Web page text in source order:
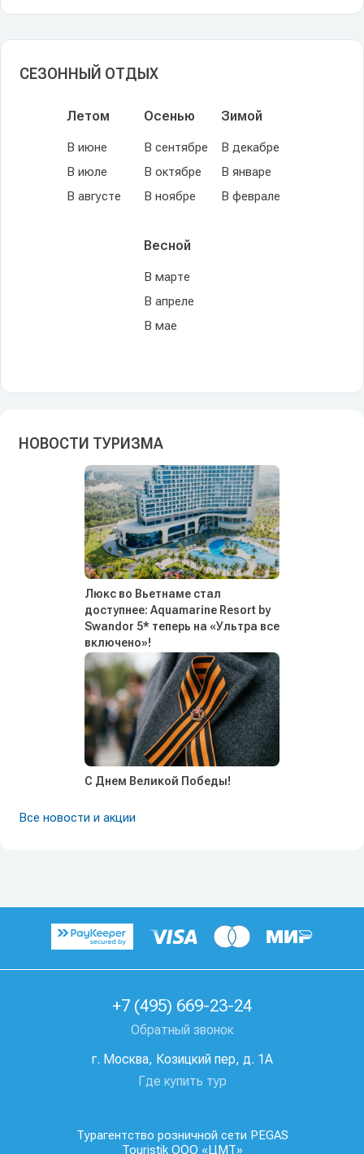
СЕЗОННЫЙ ОТДЫХ
Летом
В июне
В июле
В августе
Осенью
В сентябре
В октябре
В ноябре
Зимой
В декабре
В январе
В феврале
Весной
В марте
В апреле
В мае
НОВОСТИ ТУРИЗМА
Люкс во Вьетнаме стал
доступнее: Aquamarine Resort by
Swandor 5* теперь на «Ультра все
включено»!
С Днем Великой Победы!
Все новости и акции
Турагентство розничной сети PEGAS
Touristik ООО «ЦМТ»
+7 (495) 669-23-24
Обратный звонок
г. Москва, Козицкий пер, д. 1А
Где купить тур